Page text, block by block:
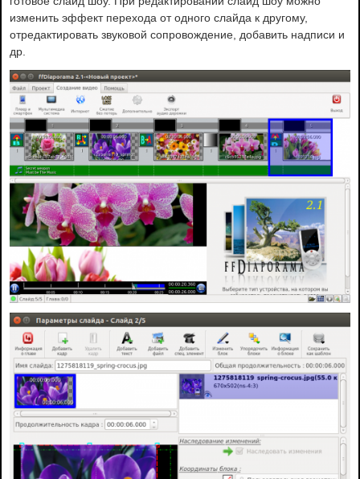
изменить эффект перехода от одного слайда к другому,
отредактировать звуковой сопровождение, добавить надписи и
др.